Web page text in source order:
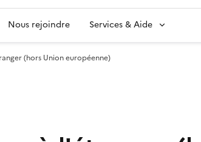
Nous rejoindre Services & Aide
(hors Union européenne)